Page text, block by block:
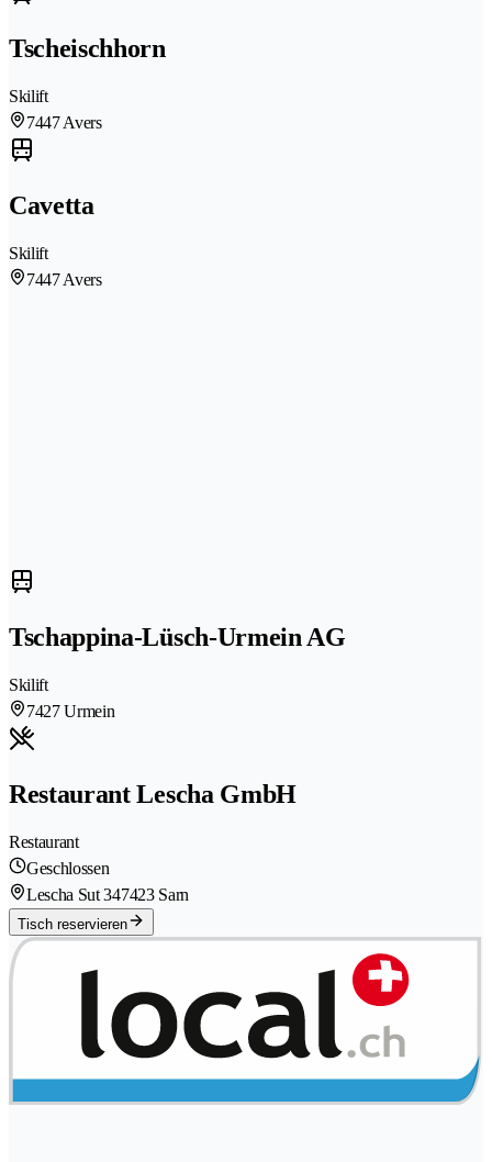
Tscheischhorn
Skilift
7447 Avers
Cavetta
Skilift
7447 Avers
Tschappina-Lüsch-Urmein AG
Skilift
7427 Urmein
Restaurant Lescha GmbH
Restaurant
Geschlossen
Lescha Sut 347423 Sarn
Tisch reservieren